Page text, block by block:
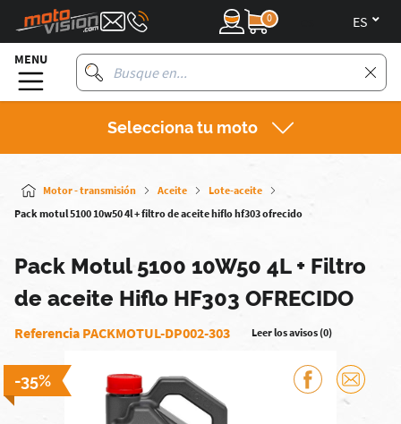
0
MENU
Selecciona tu moto
Motor - transmisión Aceite
Lote-aceite
Pack motul 5100 10w50 4l + filtro de aceite hiflo hf303 ofrecido
Pack Motul 5100 10W50 4L + Filtro
de aceite Hiflo HF303 OFRECIDO
Referencia PACKMOTUL-DP002-303 Leer los avisos (0)
-35%